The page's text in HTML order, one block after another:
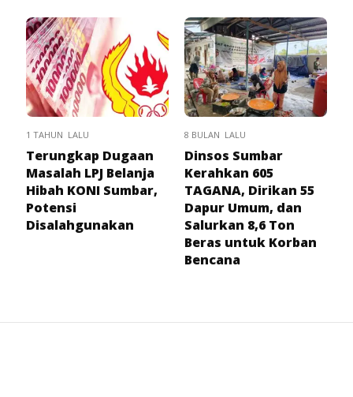
1 TAHUN LALU
Terungkap Dugaan
Masalah LPJ Belanja
Hibah KONI Sumbar,
Potensi
Disalahgunakan
8 BULAN LALU
Dinsos Sumbar
Kerahkan 605
TAGANA, Dirikan 55
Dapur Umum, dan
Salurkan 8,6 Ton
Beras untuk Korban
Bencana